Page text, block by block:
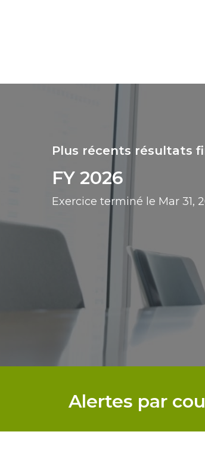
Plus récents résultats
FY 2026
Exercice terminé le Mar 31,
Alertes par